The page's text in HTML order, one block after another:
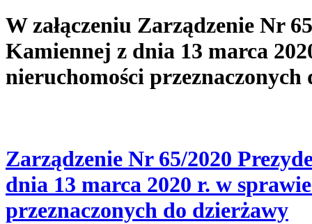
W załączeniu Zarządzenie Nr
Kamiennej z dnia 13 marca
nieruchomości przeznaczonych
Zarządzenie Nr 65/2020
dnia 13 marca 2020 r. w
przeznaczonych do dzierżawy